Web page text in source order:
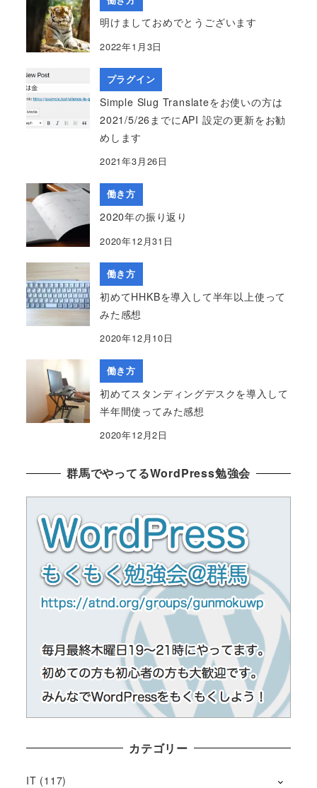
明けましておめでとうございます
2022年1月3日
プラグイン
Simple Slug Translateをお使いの方は
2021/5/26までにAPI 設定の更新をお勧
めします
2021年3月26日
働き方
2020年の振り返り
2020年12月31日
働き方
初めてHHKBを導入して半年以上使って
みた感想
2020年12月10日
働き方
初めてスタンディングデスクを導入して
半年間使ってみた感想
2020年12月2日
群馬でやってるWordPress勉強会
カテゴリー
IT (117)